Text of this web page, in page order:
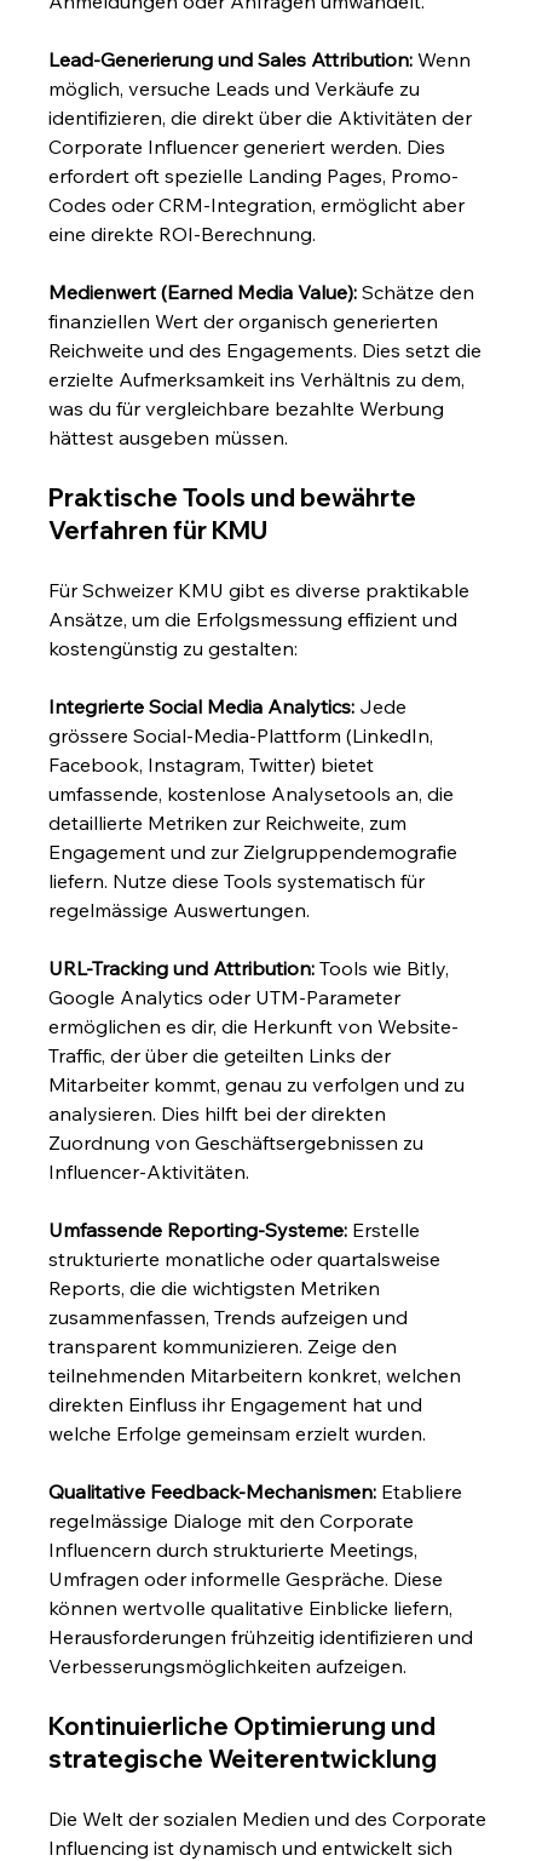
Lead-Generierung und Sales Attribution: Wenn
möglich, versuche Leads und Verkäufe zu
identifizieren, die direkt über die Aktivitäten der
Corporate Influencer generiert werden. Dies
erfordert oft spezielle Landing Pages, Promo-
Codes oder CRM-Integration, ermöglicht aber
eine direkte ROI-Berechnung.
Medienwert (Earned Media Value): Schätze den
finanziellen Wert der organisch generierten
Reichweite und des Engagements. Dies setzt die
erzielte Aufmerksamkeit ins Verhältnis zu dem,
was du für vergleichbare bezahlte Werbung
hättest ausgeben müssen.
Praktische Tools und bewährte
Verfahren für KMU
Für Schweizer KMU gibt es diverse praktikable
Ansätze, um die Erfolgsmessung effizient und
kostengünstig zu gestalten:
Integrierte Social Media Analytics: Jede
grössere Social-Media-Plattform (LinkedIn,
Facebook, Instagram, Twitter) bietet
umfassende, kostenlose Analysetools an, die
detaillierte Metriken zur Reichweite, zum
Engagement und zur Zielgruppendemografie
liefern. Nutze diese Tools systematisch für
regelmässige Auswertungen.
URL-Tracking und Attribution: Tools wie Bitly,
Google Analytics oder UTM-Parameter
ermöglichen es dir, die Herkunft von Website-
Traffic, der über die geteilten Links der
Mitarbeiter kommt, genau zu verfolgen und zu
analysieren. Dies hilft bei der direkten
Zuordnung von Geschäftsergebnissen zu
Influencer-Aktivitäten.
Umfassende Reporting-Systeme: Erstelle
strukturierte monatliche oder quartalsweise
Reports, die die wichtigsten Metriken
zusammenfassen, Trends aufzeigen und
transparent kommunizieren. Zeige den
teilnehmenden Mitarbeitern konkret, welchen
direkten Einfluss ihr Engagement hat und
welche Erfolge gemeinsam erzielt wurden.
Qualitative Feedback-Mechanismen: Etabliere
regelmässige Dialoge mit den Corporate
Influencern durch strukturierte Meetings,
Umfragen oder informelle Gespräche. Diese
können wertvolle qualitative Einblicke liefern,
Herausforderungen frühzeitig identifizieren und
Verbesserungsmöglichkeiten aufzeigen.
Kontinuierliche Optimierung und
strategische Weiterentwicklung
Die Welt der sozialen Medien und des Corporate
Influencing ist dynamisch und entwickelt sich